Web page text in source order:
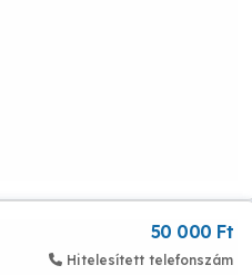
50 000 Ft
Hitelesített telefonszám